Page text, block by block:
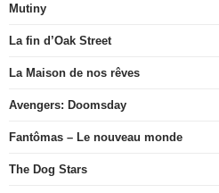
Mutiny
La fin d’Oak Street
La Maison de nos rêves
Avengers: Doomsday
Fantômas – Le nouveau monde
The Dog Stars